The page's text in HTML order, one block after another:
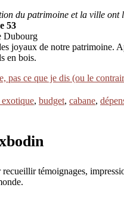
du patrimoine et la ville ont
53
Dubourg
joyaux de notre patrimoine.
en bois.
pas ce que je dis (ou le
, budget, cabane,
témoignages,